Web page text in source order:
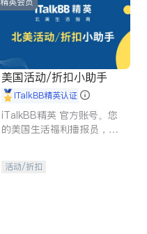
美国活动/折扣小助手
iTalkBB精英认证
iTalkBB精英 官方账号。您
的美国生活福利播报员，精
专属福利。
活动/折扣